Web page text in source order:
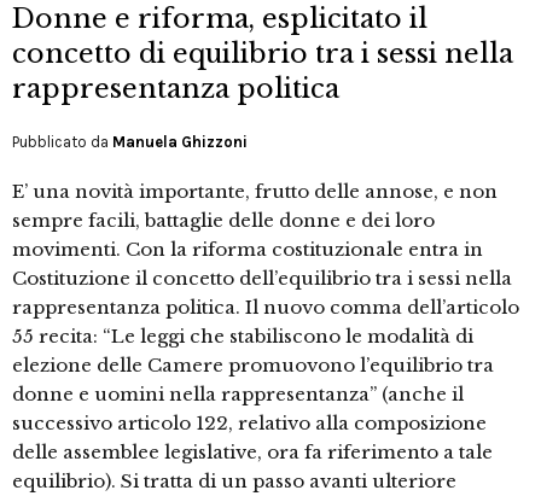
Donne e riforma, esplicitato il
concetto di equilibrio tra i sessi nella
rappresentanza politica
Pubblicato da Manuela Ghizzoni
E’ una novità importante, frutto delle annose, e non
sempre facili, battaglie delle donne e dei loro
movimenti. Con la riforma costituzionale entra in
Costituzione il concetto dell’equilibrio tra i sessi nella
rappresentanza politica. Il nuovo comma dell’articolo
55 recita: “Le leggi che stabiliscono le modalità di
elezione delle Camere promuovono l’equilibrio tra
donne e uomini nella rappresentanza” (anche il
successivo articolo 122, relativo alla composizione
delle assemblee legislative, ora fa riferimento a tale
equilibrio). Si tratta di un passo avanti ulteriore